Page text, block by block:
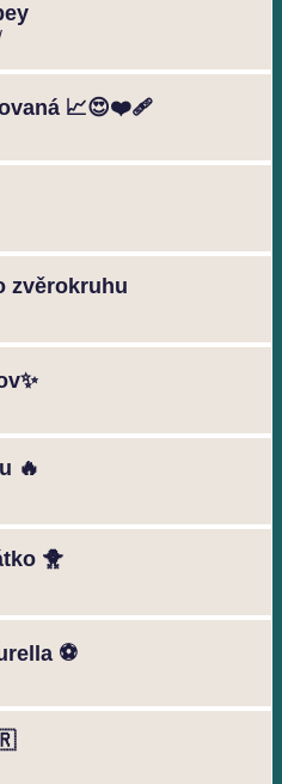
📈😍❤️‍🩹
zvěrokruhu
🔥
🐥
⚽️